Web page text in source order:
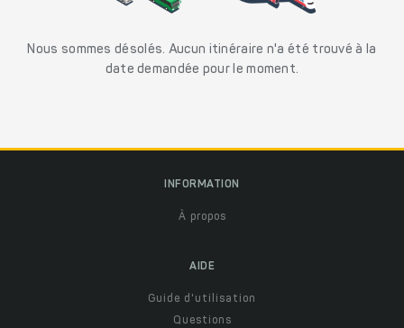
Nous sommes désolés. Aucun itinéraire n'a été trouvé à la
date demandée pour le moment.
INFORMATION
À propos
AIDE
Guide d'utilisation
Questions